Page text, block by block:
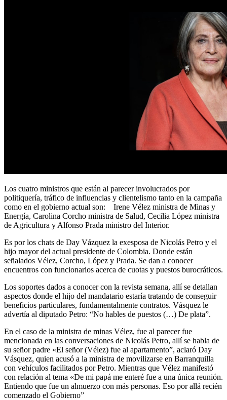
Los cuatro ministros que están al parecer involucrados por
politiquería, tráfico de influencias y clientelismo tanto en la campaña
como en el gobierno actual son: Irene Vélez ministra de Minas y
Energía, Carolina Corcho ministra de Salud, Cecilia López ministra
de Agricultura y Alfonso Prada ministro del Interior.
Es por los chats de Day Vázquez la exesposa de Nicolás Petro y el
hijo mayor del actual presidente de Colombia. Donde están
señalados Vélez, Corcho, López y Prada. Se dan a conocer
encuentros con funcionarios acerca de cuotas y puestos burocráticos.
Los soportes dados a conocer con la revista semana, allí se detallan
aspectos donde el hijo del mandatario estaría tratando de conseguir
beneficios particulares, fundamentalmente contratos. Vásquez le
advertía al diputado Petro: “No hables de puestos (…) De plata”.
En el caso de la ministra de minas Vélez, fue al parecer fue
mencionada en las conversaciones de Nicolás Petro, allí se habla de
su señor padre «El señor (Vélez) fue al apartamento”, aclaró Day
Vásquez, quien acusó a la ministra de movilizarse en Barranquilla
con vehículos facilitados por Petro. Mientras que Vélez manifestó
con relación al tema «De mi papá me enteré fue a una única reunión.
Entiendo que fue un almuerzo con más personas. Eso por allá recién
comenzado el Gobierno”